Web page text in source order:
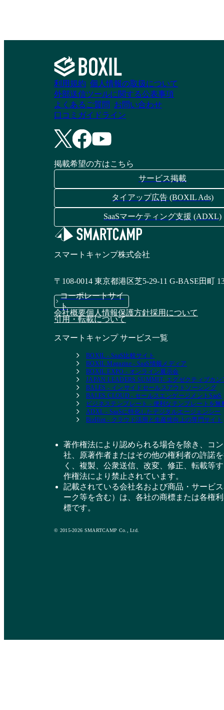
利用規約 個人情報の取扱について
外部送信ツールに関する公表事項
よくあるご質問
お問い合わせ
口コミガイドライン
掲載希望の方はこちら
サービス掲載
タイアップ広告 (BOXIL Ads)
SaaSマーケティング支援 (ADXL)
スマートキャンプ株式会社
〒108-0014 東京都港区芝5-29-11 G-BASE田町
コーポレートサイ
ト
会社概要個人情報保護方針採用について
引用・転載について
スマートキャンプ サービス一覧
BOXIL - SaaS比較サイト
BOXIL Magazine - SaaS情報メディア
BOXIL EXPO - オンライン展示会
JAPAN LEADERS SUMMIT- エグゼクティブカン
BALES - インサイドセールスアウトソーシング
BALES CLOUD - セールスエンゲージメントSaaS
ビジネステンプレート - 便利なテンプレートを無
ADXL - SaaSに特化したデジタルエージェンシー
BizHint - クラウド活用と生産性向上の専門サイト
著作権法により認められる場合を除き、コ
社、原著作者またはその他の権利者の許諾
く、複製、公衆送信、改変、修正、転載等
作権法により禁止されています。
記載されている会社名および商品・サービ
ーク等を含む）は、各社の商標または各権
標です。
© 2015-2026 SMARTCAMP Co., Ltd.